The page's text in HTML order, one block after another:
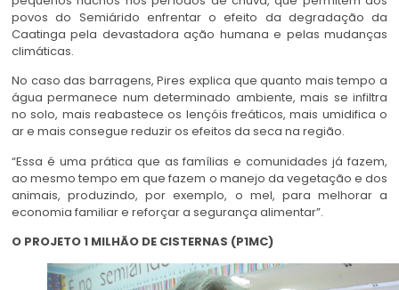
povos do Semiárido enfrentar o efeito da degradação da
Caatinga pela devastadora ação humana e pelas mudanças
climáticas.
No caso das barragens, Pires explica que quanto mais tempo a
água permanece num determinado ambiente, mais se infiltra
no solo, mais reabastece os lençóis freáticos, mais umidifica o
ar e mais consegue reduzir os efeitos da seca na região.
“Essa é uma prática que as famílias e comunidades já fazem,
ao mesmo tempo em que fazem o manejo da vegetação e dos
animais, produzindo, por exemplo, o mel, para melhorar a
economia familiar e reforçar a segurança alimentar”.
O PROJETO 1 MILHÃO DE CISTERNAS (P1MC)